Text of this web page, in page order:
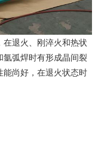
退火、刚淬火和热状
氩弧焊时有形成晶间裂
尚好，在退火状态时